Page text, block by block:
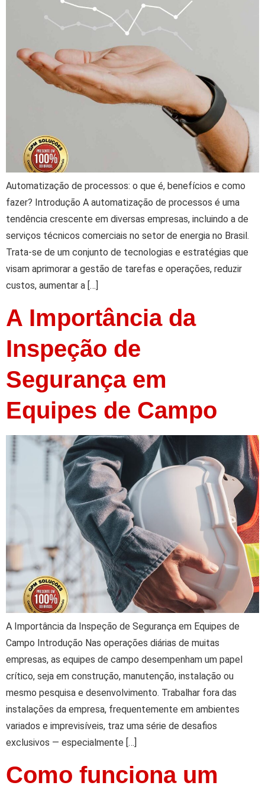
Automatização de processos: o que é, benefícios e como
fazer? Introdução A automatização de processos é uma
tendência crescente em diversas empresas, incluindo a de
serviços técnicos comerciais no setor de energia no Brasil.
Trata-se de um conjunto de tecnologias e estratégias que
visam aprimorar a gestão de tarefas e operações, reduzir
custos, aumentar a […]
A Importância da
Inspeção de
Segurança em
Equipes de Campo
A Importância da Inspeção de Segurança em Equipes de
Campo Introdução Nas operações diárias de muitas
empresas, as equipes de campo desempenham um papel
crítico, seja em construção, manutenção, instalação ou
mesmo pesquisa e desenvolvimento. Trabalhar fora das
instalações da empresa, frequentemente em ambientes
variados e imprevisíveis, traz uma série de desafios
exclusivos — especialmente […]
Como funciona um